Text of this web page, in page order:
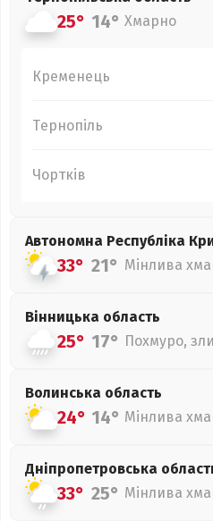
25° 14° Хмарно
Кременець
Тернопіль
Чортків
Автономна Республіка
33° 21° Мінлива
Вінницька область
25° 17° Похмуро,
Волинська область
24° 14° Мінлива
Дніпропетровська
33° 25° Мінлива